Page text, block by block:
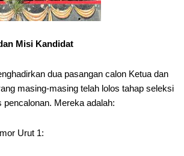
Misi Kandidat
dua pasangan calon Ketua dan
masing-masing telah lolos tahap seleksi
Mereka adalah:
Urut 1: